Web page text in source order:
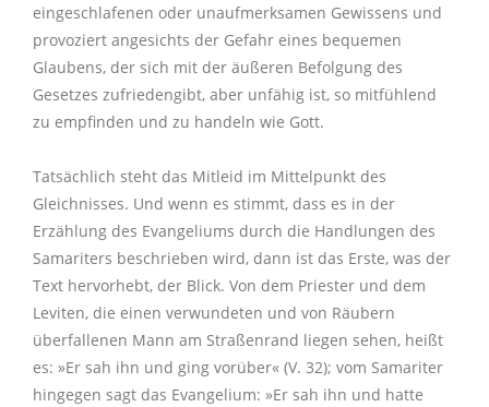
Frauenbund
Kolping
Lektoren
Kommunionhelfer
Singgruppen
Eltern-Kind-Gruppen
Regionalkantor
inTAKT
Singgruppen
Kammerorchester St. Laurentius
Bläserquintett St. Laurentius
Inst. Schutzkonzept
Pfarrpatron
Gruppen
Ministranten
Lektoren
Kommunionhelfer
Eltern-Kind-Gruppen
Kirchenmusik
Kinderschola
Inst. Schutzkonzept
Geschichte
Pfarrpatron
Eucharistie
Erstkommunion
Firmung
Trauung
Krankensalbung
Weihe
Gottesdienste für Kinder und Familien
Taizè-Gebet
Besondere Gottesdienste
Wallfahrten
Trauerfall
Seniorenangebote
Bibelgespräch
Krankenhausbesuchsdienst
Geburtstagsbesuch
Offene Kirche
Trauerfall
Messintentionen
Seelsorgegespräch
Eltern-Kind-Gruppen
Kinderbetreuung
Erwachsenenbildung
Caritas Kelheim
Caritas Diözese
Beratungsstellen
Kindertagesstätten
Kinderkrippe St. Nikolaus
Kindergarten St. Laurentius
Impulse
Impuls der Woche
Impulse der Vergangenheit
digitale Kirche11
Aktionen der virtuellen Kirche 11
Täglicher Impuls
virtuelle Kerzen
Berichte/Chronik
Kontakt
Personen
Newsletter
Links
Login
eingeschlafenen oder unaufmerksamen Gewissens und
provoziert angesichts der Gefahr eines bequemen
Glaubens, der sich mit der äußeren Befolgung des
Gesetzes zufriedengibt, aber unfähig ist, so mitfühlend
zu empfinden und zu handeln wie Gott.
Tatsächlich steht das Mitleid im Mittelpunkt des
Gleichnisses. Und wenn es stimmt, dass es in der
Erzählung des Evangeliums durch die Handlungen des
Samariters beschrieben wird, dann ist das Erste, was der
Text hervorhebt, der Blick. Von dem Priester und dem
Leviten, die einen verwundeten und von Räubern
überfallenen Mann am Straßenrand liegen sehen, heißt
es: »Er sah ihn und ging vorüber« (V. 32); vom Samariter
hingegen sagt das Evangelium: »Er sah ihn und hatte